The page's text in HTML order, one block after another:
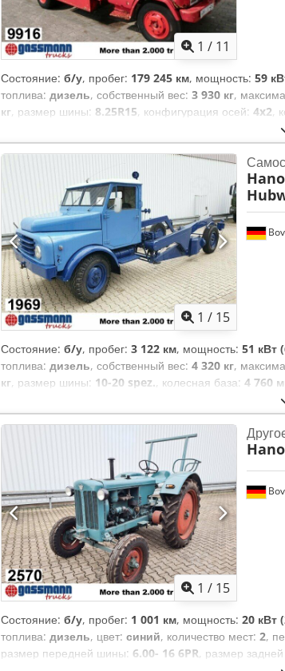
1 / 11
Состояние: б/у, пробег: 179 245 км, мощность: 59
топлива: дизель, собственный вес: 3 930 кг,
кг, размер шины: 8.25R15, конфигурация осей: 4x2,
,
пространства:5 м³,
1 / 15
Состояние: б/у, пробег: 3 122 км, мощность: 51 кВт
топлива: дизель, собственный вес: 4 320 кг,
кг, размер шины: 10-20 spez., колесная база: 4 760
,
загрузки:1 680 мм, высота грузового отсека:550 мм,
1 / 15
Состояние: б/у, пробег: 1 001 км, мощность: 20 кВт
топлива: дизель, цвет: синий, количество мест: 2,
размер передней шины: 6.00- 16 6PR, размер